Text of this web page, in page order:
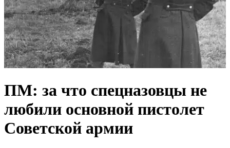
ПМ: за что спецназовцы не
любили основной пистолет
Советской армии